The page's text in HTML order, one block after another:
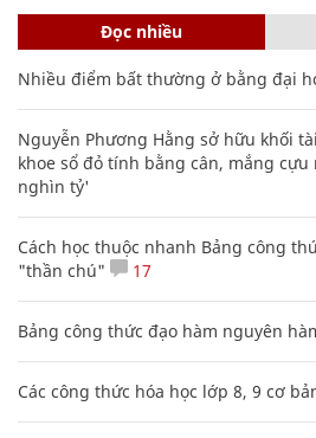
Đọc nhiều
Nhiều điểm bất thường ở bằng đại
Nguyễn Phương Hằng sở hữu khối
khoe sổ đỏ tính bằng cân, mắng
nghìn tỷ'
Cách học thuộc nhanh Bảng công
"thần chú"
17
Bảng công thức đạo hàm nguyên
Các công thức hóa học lớp 8, 9 cơ